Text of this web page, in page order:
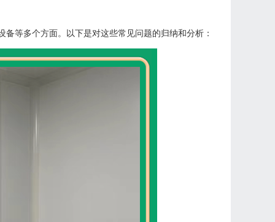
等多个方面。以下是对这些常见问题的归纳和分析：